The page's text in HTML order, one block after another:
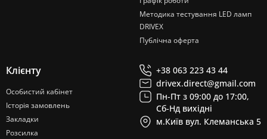
Методика тестування LED ламп
DRIVEX
Публічна оферта
Клієнту
Особистий кабінет
Історія замовлень
Закладки
Розсилка
+38 063 223 43 44
drivex.direct@gmail.com
Пн-Пт з 09:00 до 17:00,
Сб-Нд вихідні
м.Київ вул. Клеманська 5